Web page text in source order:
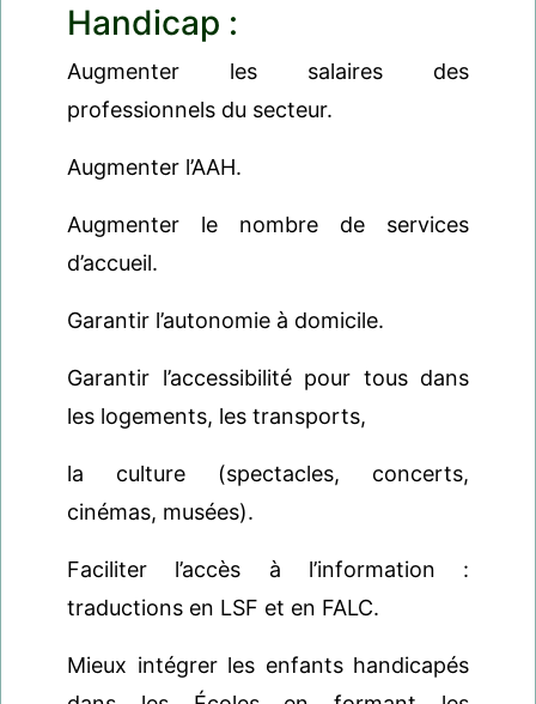
Handicap :
Augmenter les salaires des
professionnels du secteur.
Augmenter l’AAH.
Augmenter le nombre de services
d’accueil.
Garantir l’autonomie à domicile.
Garantir l’accessibilité pour tous dans
les logements, les transports,
la culture (spectacles, concerts,
cinémas, musées).
Faciliter l’accès à l’information :
traductions en LSF et en FALC.
Mieux intégrer les enfants handicapés